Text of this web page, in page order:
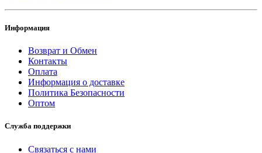
Информация
Возврат и Обмен
Контакты
Оплата
Информация о доставке
Политика Безопасности
Оптом
Служба поддержки
Связаться с нами